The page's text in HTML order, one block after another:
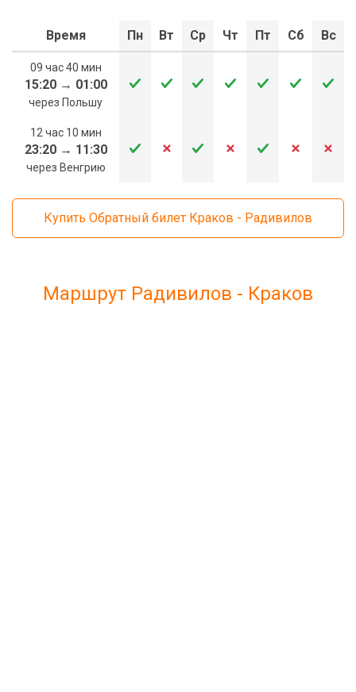
Время Пн Вт Ср Чт Пт Сб Вс
09 час 40 мин
15:20→ 01:00
через Польшу
12 час 10 мин
23:20→ 11:30
через Венгрию
Купить Обратный билет Краков - Радивилов
Маршрут Радивилов - Краков